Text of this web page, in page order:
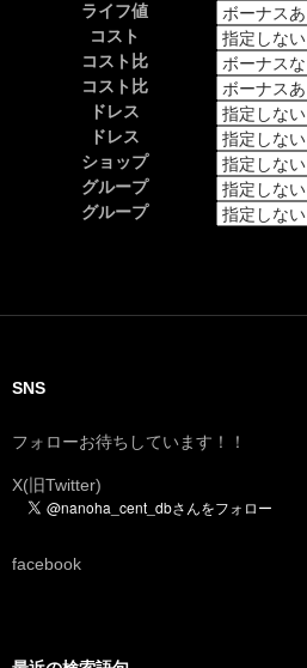
ライフ値
コスト
コスト比
コスト比
ドレス
ドレス
ショップ
グループ
グループ
SNS
フォローお待ちしています！！
X(旧Twitter)
facebook